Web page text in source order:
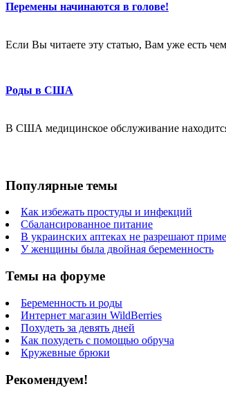
Перемены начинаются в голове!
Если Вы читаете эту статью, Вам уже есть
Роды в США
В США медицинское обслуживание
Популярные темы
Как избежать простуды и инфекций
Сбалансированное питание
В украинских аптеках не разрешают
У женщины была двойная беременность
Темы на форуме
Беременность и роды
Интернет магазин WildBerries
Похудеть за девять дней
Как похудеть с помощью обруча
Кружевные брюки
Рекомендуем!